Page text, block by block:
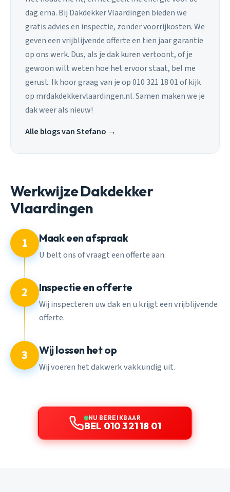
dag erna. Bij Dakdekker Vlaardingen bieden we
gratis advies en inspectie, zonder voorrijkosten. We
geven een vrijblijvende offerte en tien jaar garantie
op ons werk. Dus, als je dak kuren vertoont, of je
gewoon wilt weten hoe het ervoor staat, bel me
gerust. Ik hoor graag van je op 010 321 18 01 of kijk
op mrdakdekkervlaardingen.nl. Samen maken we je
dak weer als nieuw!
Alle blogs van Stefano →
Werkwijze Dakdekker
Vlaardingen
1 Maak een afspraak
U belt ons of vraagt een offerte aan.
2 Inspectie en offerte
Wij inspecteren uw dak en u krijgt een vrijblijvende
offerte.
3 Wij lossen het op
Wij voeren het dakwerk vakkundig uit.
NU BEREIKBAAR
BEL 010 321 18 01